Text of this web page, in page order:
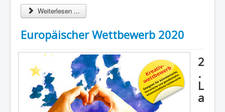
Weiterlesen ...
Europäischer Wettbewerb 2020
2
.
L
a